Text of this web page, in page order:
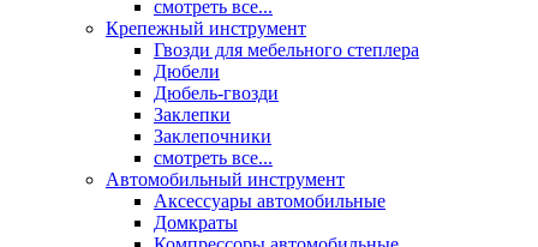
смотреть все...
Крепежный инструмент
Гвозди для мебельного степлера
Дюбели
Дюбель-гвозди
Заклепки
Заклепочники
смотреть все...
Автомобильный инструмент
Аксессуары автомобильные
Домкраты